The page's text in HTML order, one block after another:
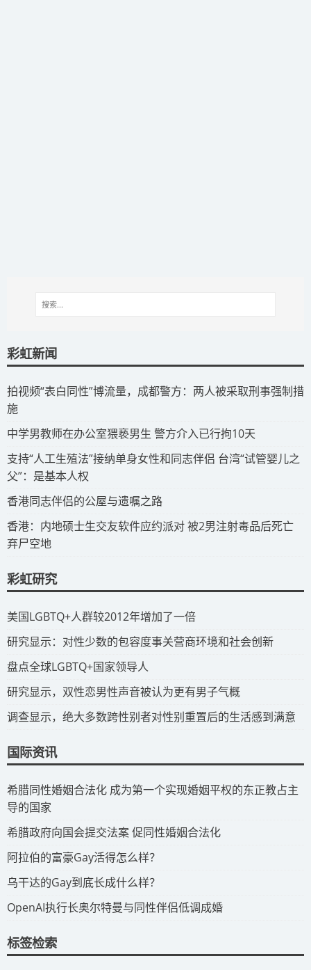
彩虹新闻
拍视频“表白同性”博流量，成都警方：两人被采取刑事强制措
施
​中学男教师在办公室猥亵男生 警方介入已行拘10天
​支持“人工生殖法”接纳单身女性和同志伴侣 台湾“试管婴儿之
父”：是基本人权
​香港同志伴侣的公屋与遗嘱之路
​香港：内地硕士生交友软件应约派对 被2男注射毒品后死亡
弃尸空地
彩虹研究
​美国LGBTQ+人群较2012年增加了一倍
​研究显示：对性少数的包容度事关营商环境和社会创新
​盘点全球LGBTQ+国家领导人
研究显示，双性恋男性声音被认为更有男子气概
调查显示，绝大多数跨性别者对性别重置后的生活感到满意
国际资讯
​希腊同性婚姻合法化 成为第一个实现婚姻平权的东正教占主
导的国家
​希腊政府向国会提交法案 促同性婚姻合法化
​阿拉伯的富豪Gay活得怎么样？
​乌干达的Gay到底长成什么样？
​OpenAI执行长奥尔特曼与同性伴侣低调成婚
标签检索